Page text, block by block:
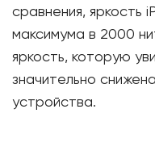
сравнения, яркость
максимума в 2000
яркость, которую
значительно
устройства.